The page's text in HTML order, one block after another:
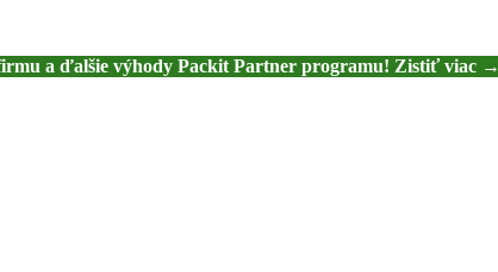
a ďalšie výhody Packit Partner programu! Zistiť viac →